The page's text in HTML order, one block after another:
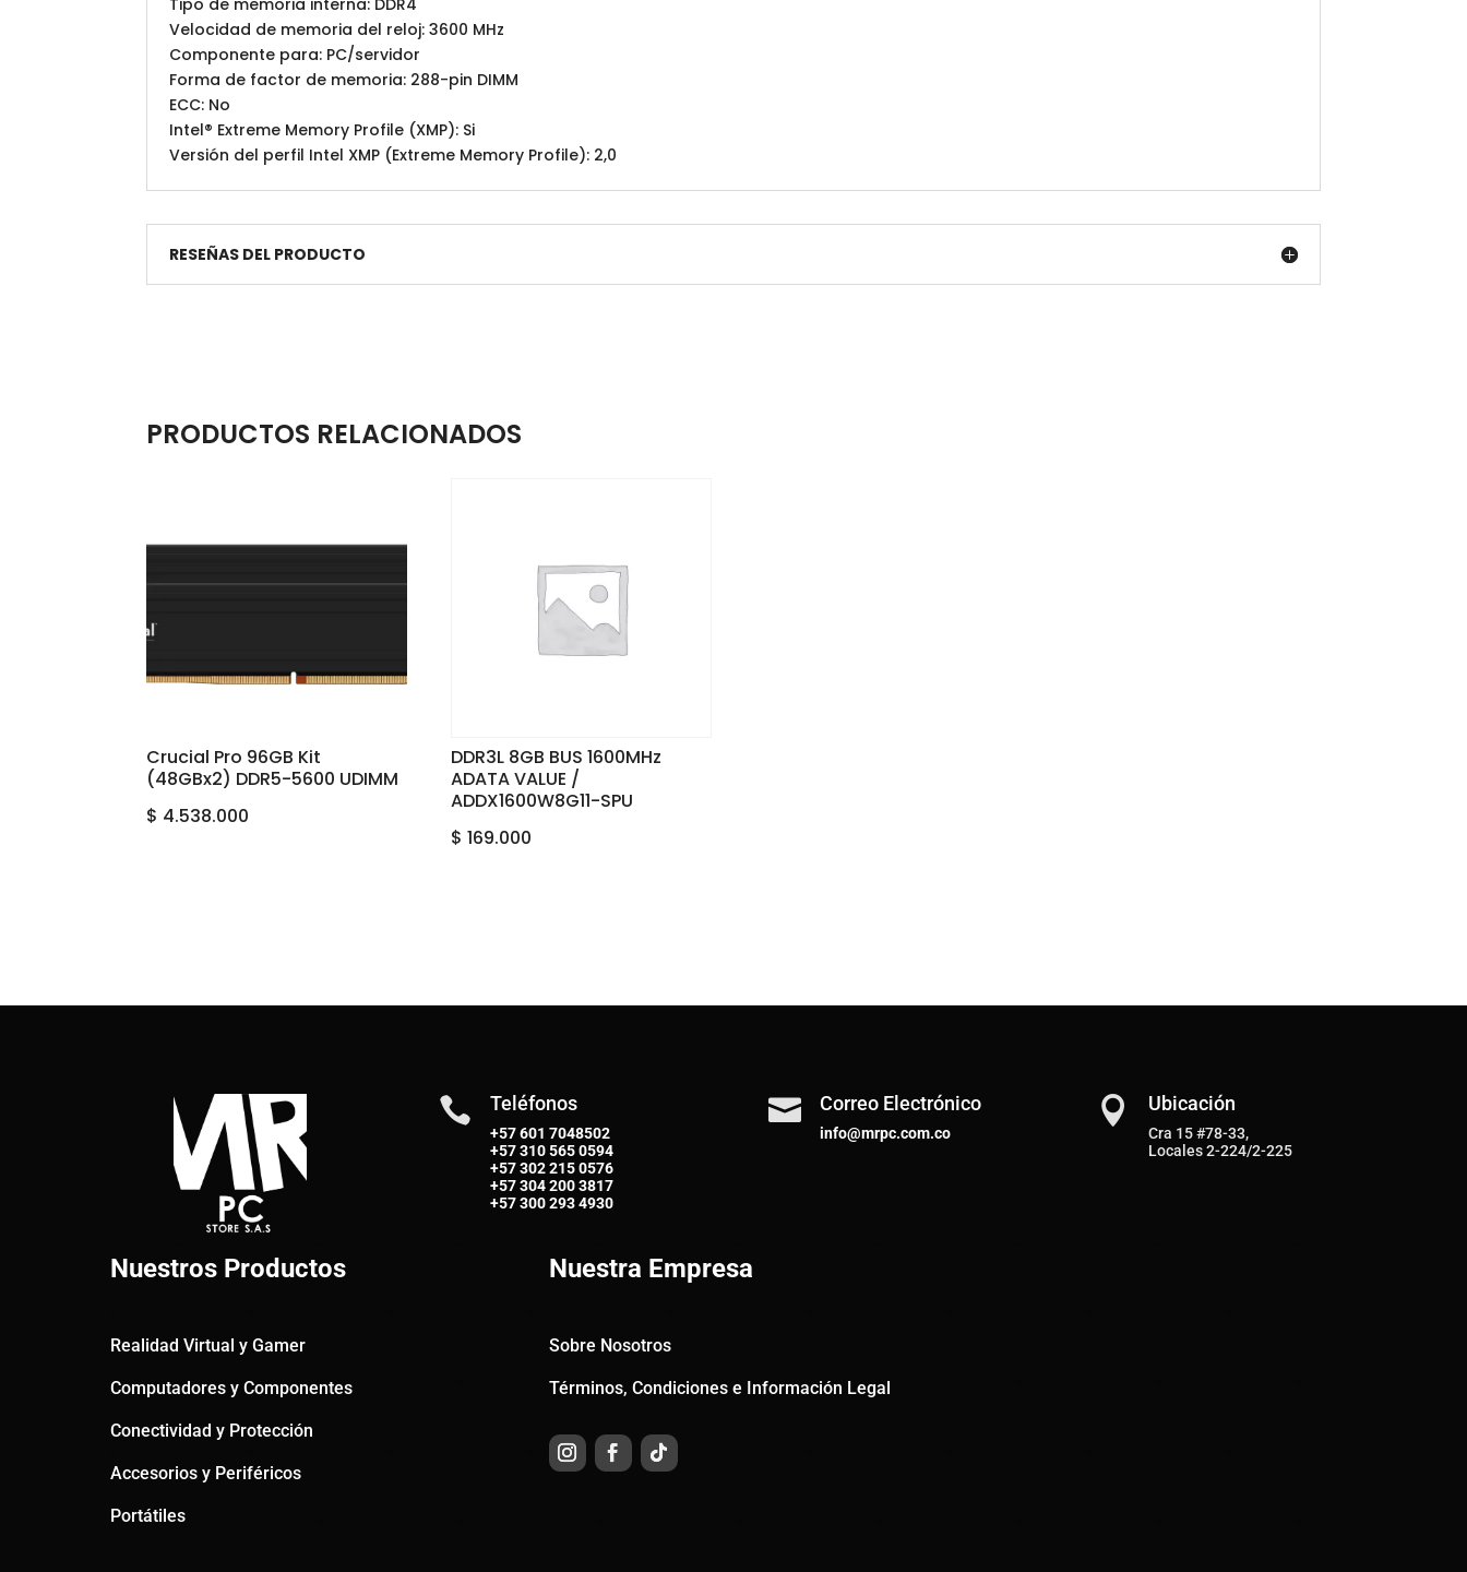
Velocidad de memoria del reloj: 3600 MHz
Componente para: PC/servidor
Forma de factor de memoria: 288-pin DIMM
ECC: No
Intel® Extreme Memory Profile (XMP): Si
Versión del perfil Intel XMP (Extreme Memory Profile): 2,0
RESEÑAS DEL PRODUCTO
PRODUCTOS RELACIONADOS
Crucial Pro 96GB Kit
(48GBx2) DDR5-5600 UDIMM
$ 4.538.000
DDR3L 8GB BUS 1600MHz
ADATA VALUE /
ADDX1600W8G11-SPU
$ 169.000
 Teléfonos
+57 601 7048502
+57310 565 0594
+57302 215 0576
+57304 200 3817
+57300 293 4930
 Correo Electrónico
info@mrpc.com.co
 Ubicación
Cra 15 #78-33,
Locales 2-224/2-225
Nuestros Productos
Realidad Virtual y Gamer
Computadores y Componentes
Conectividad y Protección
Accesorios y Periféricos
Portátiles
Nuestra Empresa
Sobre Nosotros
Términos, Condiciones e Información Legal